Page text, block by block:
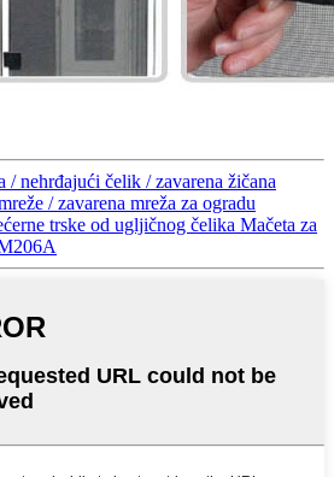
/ nehrđajući čelik / zavarena žičana
/ zavarena mreža za ogradu
trske od ugljičnog čelika Mačeta za